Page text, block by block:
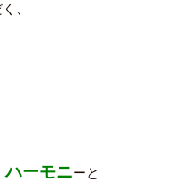
、
ハーモニーと